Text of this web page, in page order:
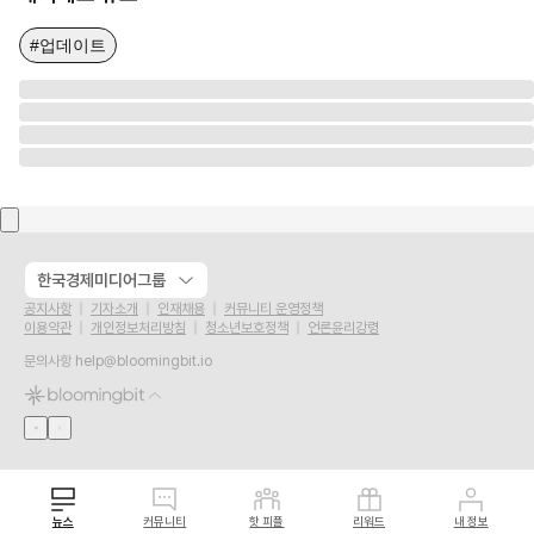
#업데이트
한국경제미디어그룹
공지사항 기자소개 인재채용
커뮤니티 운영정책
이용약관
개인정보처리방침 청소년보호정책
언론윤리강령
문의사항 help@bloomingbit.io
뉴스 커뮤니티 핫 피플 리워드 내 정보